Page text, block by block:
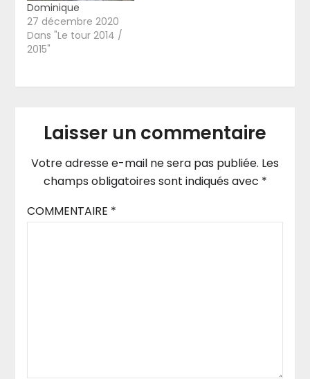
Dominique
27 décembre 2020
Dans "Le tour 2014 /
2015"
Laisser un commentaire
Votre adresse e-mail ne sera pas publiée. Les
champs obligatoires sont indiqués avec *
COMMENTAIRE *